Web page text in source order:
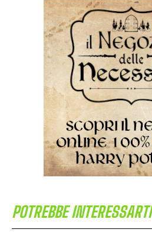
POTREBBE INTERESSARTI